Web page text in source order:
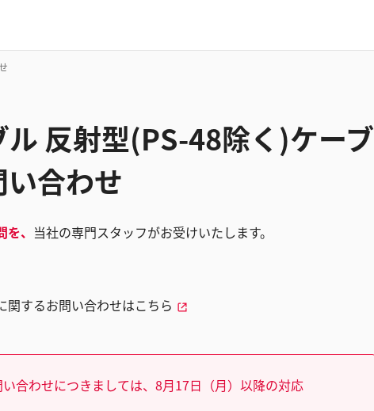
反射型(PS-48除く)ケーブ
合わせ
、 当社の専門スタッフがお受けいたします。
関するお問い合わせはこちら
合わせにつきましては、8月17日（月）以降の対応